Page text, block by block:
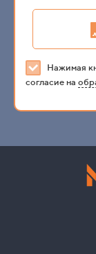
Нажимая
согласие на